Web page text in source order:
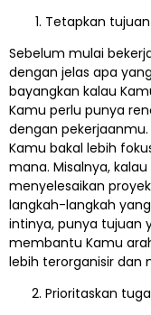
Tetapkan
Sebelum mulai
dengan jelas apa
bayangkan kalau
Kamu perlu punya
dengan
Kamu bakal lebih
mana. Misalnya,
menyelesaikan
langkah-langkah
intinya, punya tujuan
membantu Kamu
lebih terorganisir dan
Prioritaskan